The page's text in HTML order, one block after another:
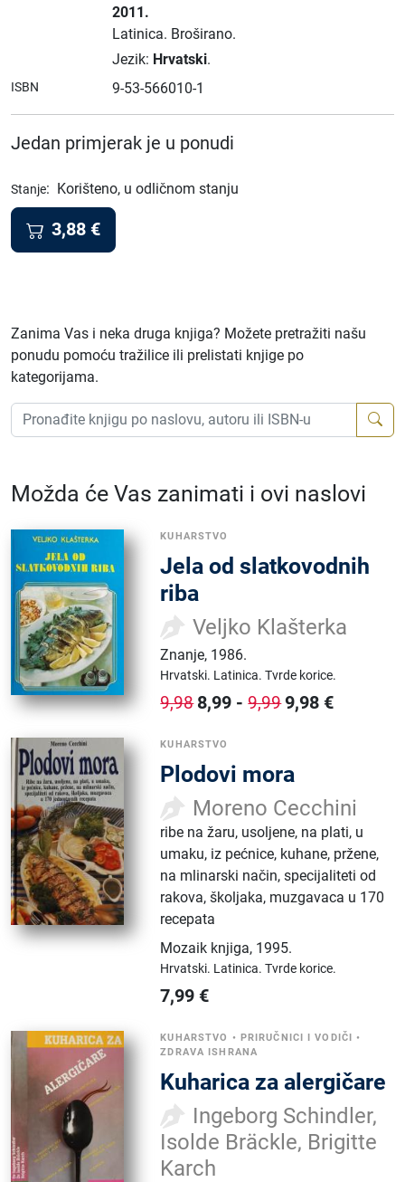
2011.
Latinica. Broširano.
Jezik: Hrvatski.
ISBN 9-53-566010-1
Jedan primjerak je u ponudi
Stanje: Korišteno, u odličnom stanju
3,88 €
Zanima Vas i neka druga knjiga? Možete pretražiti našu
ponudu pomoću tražilice ili prelistati knjige po
kategorijama.
Možda će Vas zanimati i ovi naslovi
KUHARSTVO
Jela od slatkovodnih
riba
Veljko Klašterka
Znanje, 1986.
Hrvatski. Latinica.Tvrde korice.
9,98 8,99 -9,999,98 €
KUHARSTVO
Plodovi mora
Moreno Cecchini
ribe na žaru, usoljene, na plati, u
umaku, iz pećnice, kuhane, pržene,
na mlinarski način, specijaliteti od
rakova, školjaka, muzgavaca u 170
recepata
Mozaik knjiga, 1995.
Hrvatski. Latinica.Tvrde korice.
7,99 €
KUHARSTVO • PRIRUČNICI I VODIČI •
ZDRAVA ISHRANA
Kuharica za alergičare
Ingeborg Schindler,
Isolde Bräckle, Brigitte
Karch